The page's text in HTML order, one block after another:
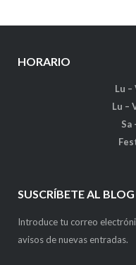
HORARIO
Lu –
Lu –
Sa
SUSCRÍBETE AL
Introduce tu correo
avisos de nuevas entradas.